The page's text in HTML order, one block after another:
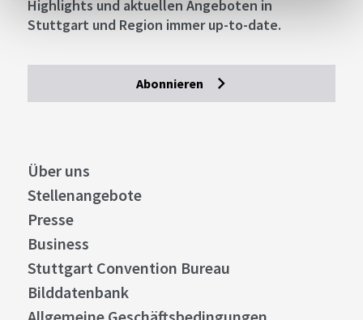
Highlights und aktuellen Angeboten in
Stuttgart und Region immer up-to-date.
Abonnieren
Über uns
Stellenangebote
Presse
Business
Stuttgart Convention Bureau
Bilddatenbank